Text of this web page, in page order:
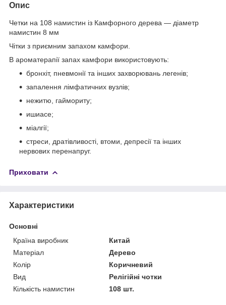
Опис
Четки на 108 намистин із Камфорного дерева — діаметр
намистин 8 мм
Чітки з приємним запахом камфори.
В ароматерапії запах камфори використовують:
бронхіт, пневмонії та інших захворювань легенів;
запалення лімфатичних вузлів;
нежитю, гаймориту;
ишиасе;
міалгії;
стреси, дратівливості, втоми, депресії та інших
нервових перенапруг.
Приховати
Характеристики
Основні
Країна виробник
Китай
Матеріал
Дерево
Колір
Коричневий
Вид
Релігійні чотки
Кількість намистин
108 шт.